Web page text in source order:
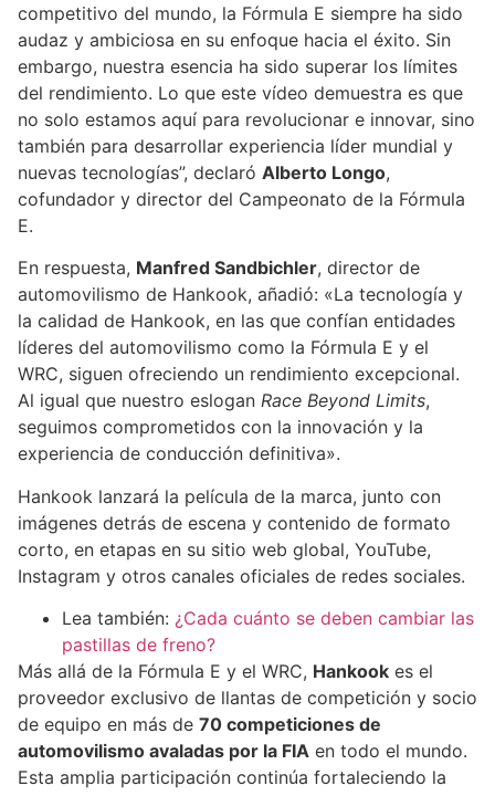
competitivo del mundo, la Fórmula E siempre ha sido
audaz y ambiciosa en su enfoque hacia el éxito. Sin
embargo, nuestra esencia ha sido superar los límites
del rendimiento. Lo que este vídeo demuestra es que
no solo estamos aquí para revolucionar e innovar, sino
también para desarrollar experiencia líder mundial y
nuevas tecnologías”, declaró Alberto Longo,
cofundador y director del Campeonato de la Fórmula
E.
En respuesta, Manfred Sandbichler, director de
automovilismo de Hankook, añadió: «La tecnología y
la calidad de Hankook, en las que confían entidades
líderes del automovilismo como la Fórmula E y el
WRC, siguen ofreciendo un rendimiento excepcional.
Al igual que nuestro eslogan Race Beyond Limits,
seguimos comprometidos con la innovación y la
experiencia de conducción definitiva».
Hankook lanzará la película de la marca, junto con
imágenes detrás de escena y contenido de formato
corto, en etapas en su sitio web global, YouTube,
Instagram y otros canales oficiales de redes sociales.
Lea también: ¿Cada cuánto se deben cambiar las
pastillas de freno?
Más allá de la Fórmula E y el WRC, Hankook es el
proveedor exclusivo de llantas de competición y socio
de equipo en más de 70 competiciones de
automovilismo avaladas por la FIA en todo el mundo.
Esta amplia participación continúa fortaleciendo la